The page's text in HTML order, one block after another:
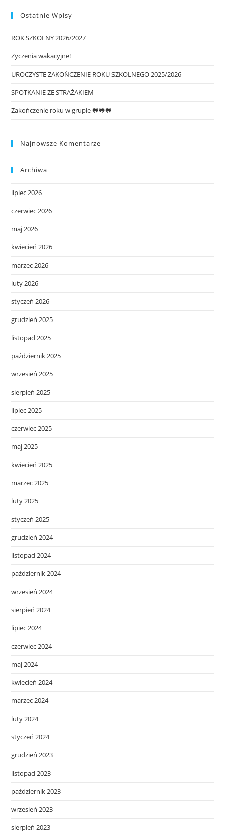
Ostatnie Wpisy
ROK SZKOLNY 2026/2027
Życzenia wakacyjne!
UROCZYSTE ZAKOŃCZENIE ROKU SZKOLNEGO 2025/2026
SPOTKANIE ZE STRAŻAKIEM
Zakończenie roku w grupie 🐸🐸🐸
Najnowsze Komentarze
Archiwa
lipiec 2026
czerwiec 2026
maj 2026
kwiecień 2026
marzec 2026
luty 2026
styczeń 2026
grudzień 2025
listopad 2025
październik 2025
wrzesień 2025
sierpień 2025
lipiec 2025
czerwiec 2025
maj 2025
kwiecień 2025
marzec 2025
luty 2025
styczeń 2025
grudzień 2024
listopad 2024
październik 2024
wrzesień 2024
sierpień 2024
lipiec 2024
czerwiec 2024
maj 2024
kwiecień 2024
marzec 2024
luty 2024
styczeń 2024
grudzień 2023
listopad 2023
październik 2023
wrzesień 2023
sierpień 2023